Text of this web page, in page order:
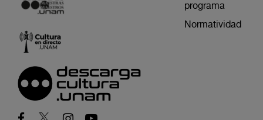
programa
Normatividad